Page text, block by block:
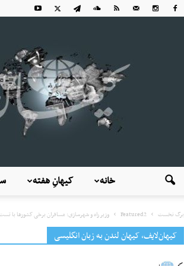
کیهانِ هفته خانه
برگ نخست Featured2 وزیر راه و شهرسازی: مسافران برخی کشورها با
کیهان‌لایف، کیهان لندن به زبان انگلیسی